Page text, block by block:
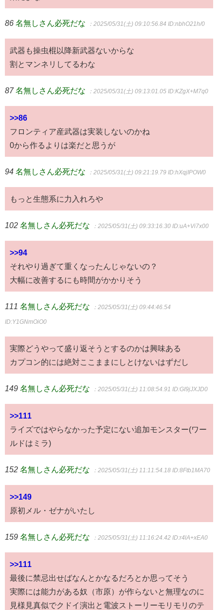
86 名無しさん必死だな ：2025/05/31(土) 09:10:56.84 ID:nbhO21h/0
武器も操虫棍以降新武器ないからな
割とマンネリしてるわな
87 名無しさん必死だな ：2025/05/31(土) 09:13:01.05 ID:KZgX+M7q0
>>86
フロンティア産武器は実装しないのかね
0から作るよりは楽だと思うが
94 名無しさん必死だな ：2025/05/31(土) 09:21:19.79 ID:hXqjIPOW0
もっと生態系に力入れろや
102 名無しさん必死だな ：2025/05/31(土) 09:33:16.30 ID:uA+Vi7x00
>>94
それやり過ぎて重くなったんじゃないの？
大幅に改善するにも時間がかかりそう
111 名無しさん必死だな ：2025/05/31(土) 09:44:46.54
ID:Y1GNmOiO0
実際どうやって盛り返そうとするのかは興味ある
カプコン的には絶対ここままにしとけないはずだし
149 名無しさん必死だな ：2025/05/31(土) 11:08:54.91 ID:GI9jJXJD0
>>111
ライズではやらなかった予定にない追加モンスター(ワー
ルドはミラ)
152 名無しさん必死だな ：2025/05/31(土) 11:11:54.18 ID:8Ftb1MA70
>>149
原初メル・ゼナがいたし
159 名無しさん必死だな ：2025/05/31(土) 11:16:24.42 ID:r4lA+xEA0
>>111
最後に禁忌出せばなんとかなるだろとか思ってそう
実際には能力がある奴（市原）が作らないと無理なのに
見様見真似でクドイ演出と電波ストーリーモリモリのテ